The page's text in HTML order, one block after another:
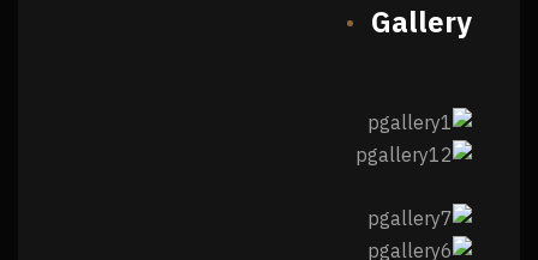
Gallery